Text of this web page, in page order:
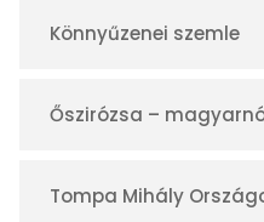
Könnyűzenei szemle
Őszirózsa –
Tompa Mihály